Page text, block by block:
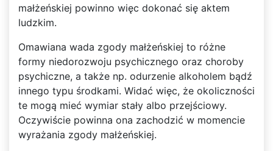
małżeńskiej powinno więc dokonać się aktem
ludzkim.
Omawiana wada zgody małżeńskiej to różne
formy niedorozwoju psychicznego oraz choroby
psychiczne, a także np. odurzenie alkoholem bądź
innego typu środkami. Widać więc, że okoliczności
te mogą mieć wymiar stały albo przejściowy.
Oczywiście powinna ona zachodzić w momencie
wyrażania zgody małżeńskiej.